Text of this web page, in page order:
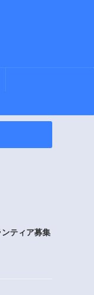
ティア募集